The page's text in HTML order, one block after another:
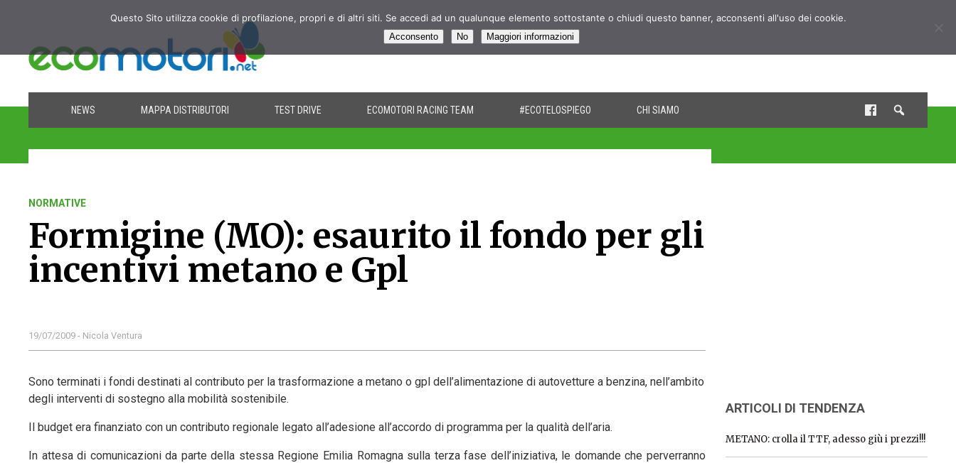
NEWS MAPPA DISTRIBUTORI TEST DRIVE ECOMOTORI RACING TEAM #ECOTELOSPIEGO CHI SIAMO
NORMATIVE
Formigine (MO): esaurito il fondo per gli
incentivi metano e Gpl
19/07/2009 - Nicola Ventura
Sono terminati i fondi destinati al contributo per la trasformazione a metano o gpl dell’alimentazione di autovetture a benzina, nell’ambito
degli interventi di sostegno alla mobilità sostenibile.
Il budget era finanziato con un contributo regionale legato all’adesione all’accordo di programma per la qualità dell’aria.
In attesa di comunicazioni da parte della stessa Regione Emilia Romagna sulla terza fase dell’iniziativa, le domande che perverranno
ARTICOLI DI TENDENZA
METANO: crolla il TTF, adesso giù i prezzi!!!
Questo Sito utilizza cookie di profilazione, propri e di altri siti. Se accedi ad un qualunque elemento sottostante o chiudi questo banner, acconsenti all'uso dei cookie.
Acconsento No Maggiori informazioni